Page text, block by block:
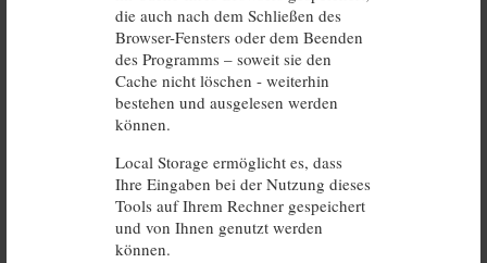
die auch nach dem Schließen des
Browser-Fensters oder dem Beenden
des Programms – soweit sie den
Cache nicht löschen - weiterhin
bestehen und ausgelesen werden
können.
Local Storage ermöglicht es, dass
Ihre Eingaben bei der Nutzung dieses
Tools auf Ihrem Rechner gespeichert
und von Ihnen genutzt werden
können.